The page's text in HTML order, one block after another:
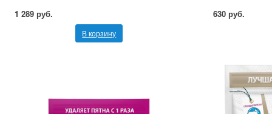
1 289 руб.
В корзину
630 руб.